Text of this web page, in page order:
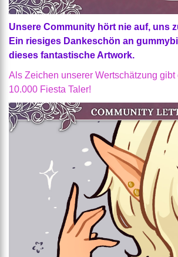
Unsere Community hört nie auf, uns
Ein riesiges Dankeschön an
dieses fantastische Artwork.
Als Zeichen unserer Wertschätzung
10.000 Fiesta Taler!